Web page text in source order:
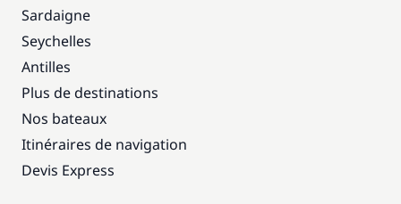
Sardaigne
Seychelles
Antilles
Plus de destinations
Nos bateaux
Itinéraires de navigation
Devis Express